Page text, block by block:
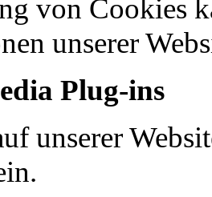
von Cookies
unserer
Plug-ins
unserer